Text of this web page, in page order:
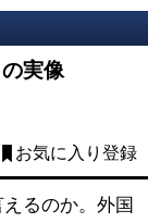
実像
お気に入り登録
るのか。外国